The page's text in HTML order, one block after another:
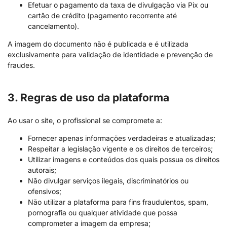
Efetuar o pagamento da taxa de divulgação via Pix ou
cartão de crédito (pagamento recorrente até
cancelamento).
A imagem do documento não é publicada e é utilizada
exclusivamente para validação de identidade e prevenção de
fraudes.
3. Regras de uso da plataforma
Ao usar o site, o profissional se compromete a:
Fornecer apenas informações verdadeiras e atualizadas;
Respeitar a legislação vigente e os direitos de terceiros;
Utilizar imagens e conteúdos dos quais possua os direitos
autorais;
Não divulgar serviços ilegais, discriminatórios ou
ofensivos;
Não utilizar a plataforma para fins fraudulentos, spam,
pornografia ou qualquer atividade que possa
comprometer a imagem da empresa;